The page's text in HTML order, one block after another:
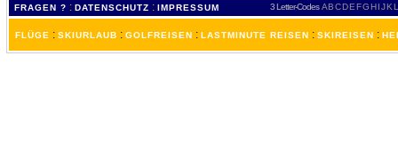
FRAGEN ? : DATENSCHUTZ : IMPRESSUM 3 Letter-Codes ABCDEFGH IJKL
FLÜGE : SKIURLAUB : GOLFREISEN : LASTMINUTE REISEN : SKIREISEN :